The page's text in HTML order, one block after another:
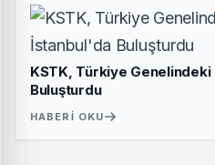
KSTK, Türkiye Genelindeki
Buluşturdu
HABERI OKU